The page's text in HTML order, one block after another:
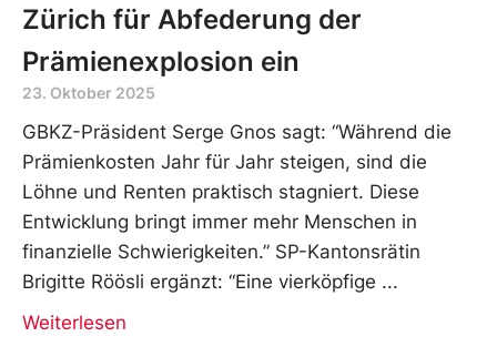
Zürich für Abfederung der
Prämienexplosion ein
23. Oktober 2025
GBKZ-Präsident Serge Gnos sagt: “Während die
Prämienkosten Jahr für Jahr steigen, sind die
Löhne und Renten praktisch stagniert. Diese
Entwicklung bringt immer mehr Menschen in
finanzielle Schwierigkeiten.” SP-Kantonsrätin
Brigitte Röösli ergänzt: “Eine vierköpfige
Weiterlesen